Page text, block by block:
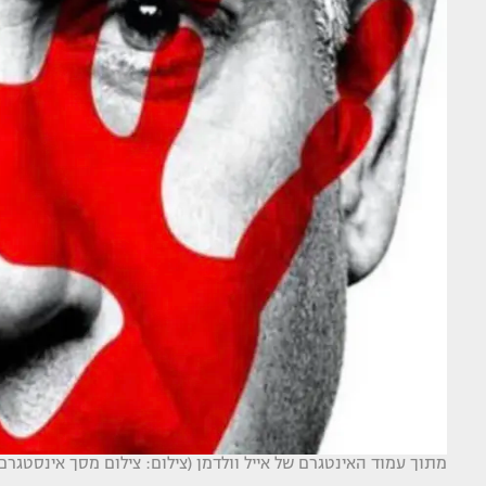
מתוך עמוד האינטגרם של אייל וולדמן (צילום: צילום מסך